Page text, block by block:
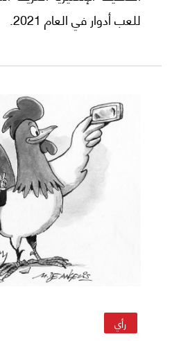
للعب أدوار في العام 2021.
رأي